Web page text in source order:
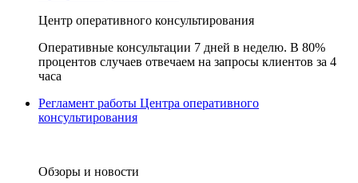
Центр оперативного консультирования
Оперативные консультации 7 дней в неделю. В 80%
процентов случаев отвечаем на запросы клиентов за 4
часа
Регламент работы Центра оперативного
консультирования
Обзоры и новости